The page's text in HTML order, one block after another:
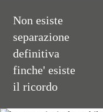
Non esiste
separazione
definitiva
finche' esiste
il ricordo